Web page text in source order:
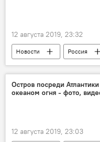
12 августа 2019, 23:32
Новости Россия
Остров посреди
океаном огня - фото,
12 августа 2019, 23:03